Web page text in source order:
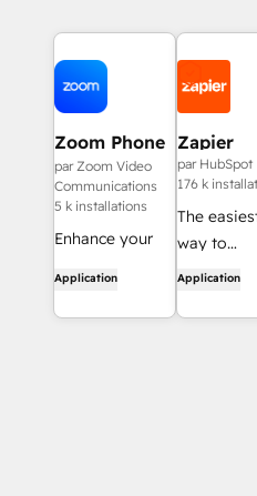
Zoom Phone
for HubSpot
par Zoom Video
Communications
5 k installations
Enhance your
experience and
streamline your
Application
Zapier
par HubSpot
176 k
The
way to
automate
HubSpot
Application